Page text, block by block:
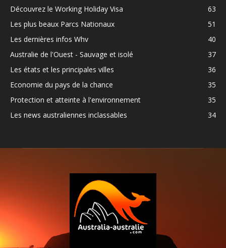
Découvrez le Working Holiday Visa
63
Les plus beaux Parcs Nationaux
51
Les dernières infos Whv
40
Australie de l'Ouest - Sauvage et isolé
37
Les états et les principales villes
36
Economie du pays de la chance
35
Protection et atteinte à l'environnement
35
Les news australiennes inclassables
34